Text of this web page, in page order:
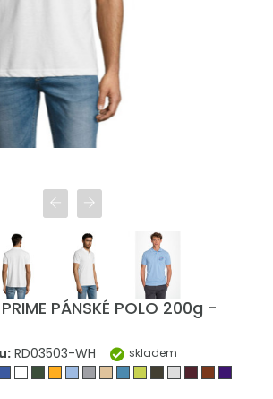
PRIME PÁNSKÉ POLO 200g -
RD03503-WH skladem